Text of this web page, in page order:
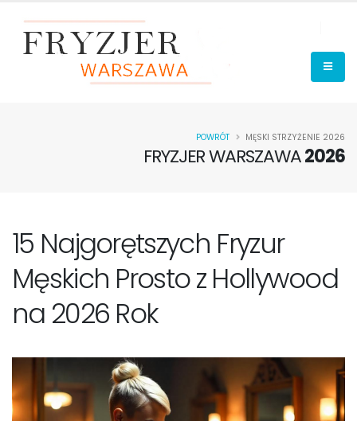
FRYZJER WARSZAWA2026
POWRÓT MĘSKI STRZYŻENIE 2026
15 Najgorętszych Fryzur
Męskich Prosto z Hollywood
na 2026 Rok